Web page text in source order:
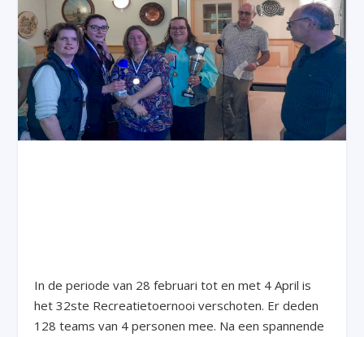
In de periode van 28 februari tot en met 4 April is
het 32ste Recreatietoernooi verschoten. Er deden
128 teams van 4 personen mee. Na een spannende